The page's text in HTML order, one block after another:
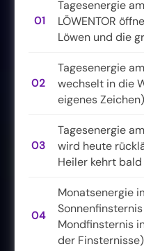
01
Tagesenergie
LÖWENTOR
Löwen und die
02
Tagesenergie
wechselt in die
eigenes Zeichen)
03
Tagesenergie
wird heute
Heiler kehrt
04
Monatsenergie
Mondfinsternis
der Finsternisse)